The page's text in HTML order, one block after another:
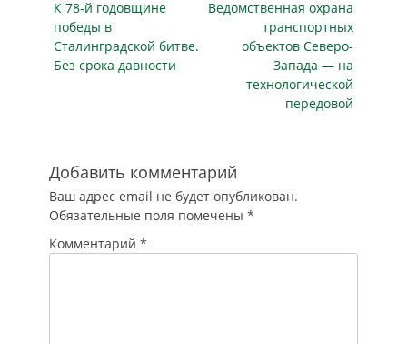
автомобилистам
водительские
права нового
образца. Об этом
в подразделения
ГИБДД для замены
документа. В
верхней части
лицевой стороны…
записям
Предыдущая
публикация
К 78-й годовщине
победы в
Сталинградской битве.
Без срока давности
Следующая
публикация
Ведомственная охрана
транспортных
объектов Северо-
Запада — на
технологической
передовой
Добавить комментарий
Ваш адрес email не будет опубликован.
Обязательные поля помечены *
Комментарий *